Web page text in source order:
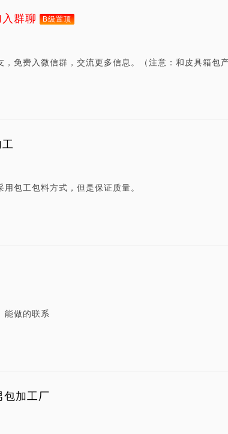
群聊 B级置顶
免费入微信群，交流更多信息。（注意：和皮具箱包
包工包料方式，但是保证质量。
能做的联系
包加工厂